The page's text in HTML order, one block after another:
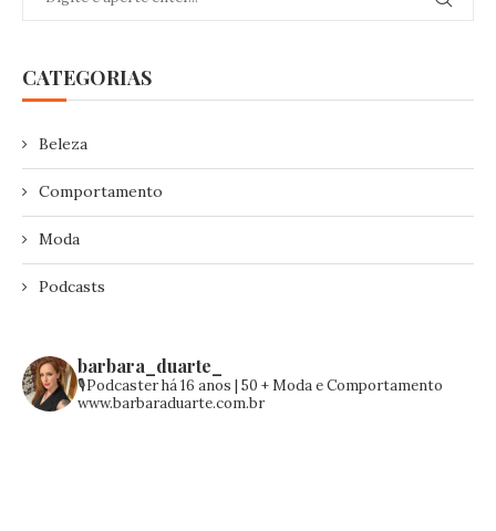
CATEGORIAS
Beleza
Comportamento
Moda
Podcasts
barbara_duarte_
🎙️Podcaster há 16 anos | 50 +Moda e Comportamento
www.barbaraduarte.com.br